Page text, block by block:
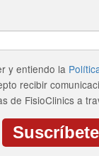
y entiendo la
recibir
de FisioClinics a
Suscríbete